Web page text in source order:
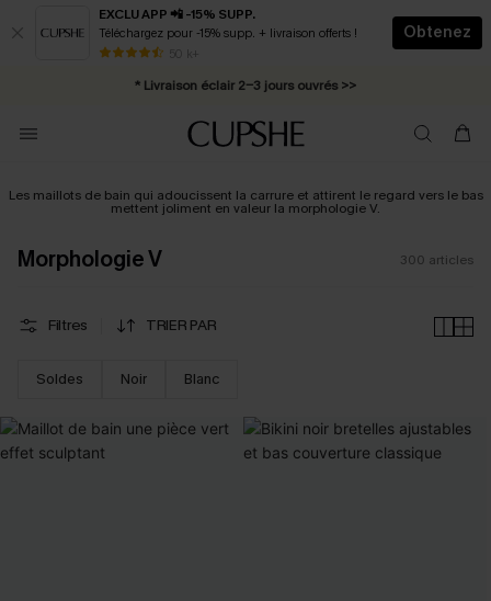
EXCLU APP 📲 -15% SUPP.
Téléchargez pour -15% supp. + livraison offerts !
50 k+
Obtenez
* Livraison éclair 2-3 jours ouvrés >>
Abonnement E-mail : -25% dès 4 achetés >>
Les maillots de bain qui adoucissent la carrure et attirent le regard vers le bas
mettent joliment en valeur la morphologie V.
Morphologie V 300 articles
Filtres TRIER PAR
Soldes Noir Blanc